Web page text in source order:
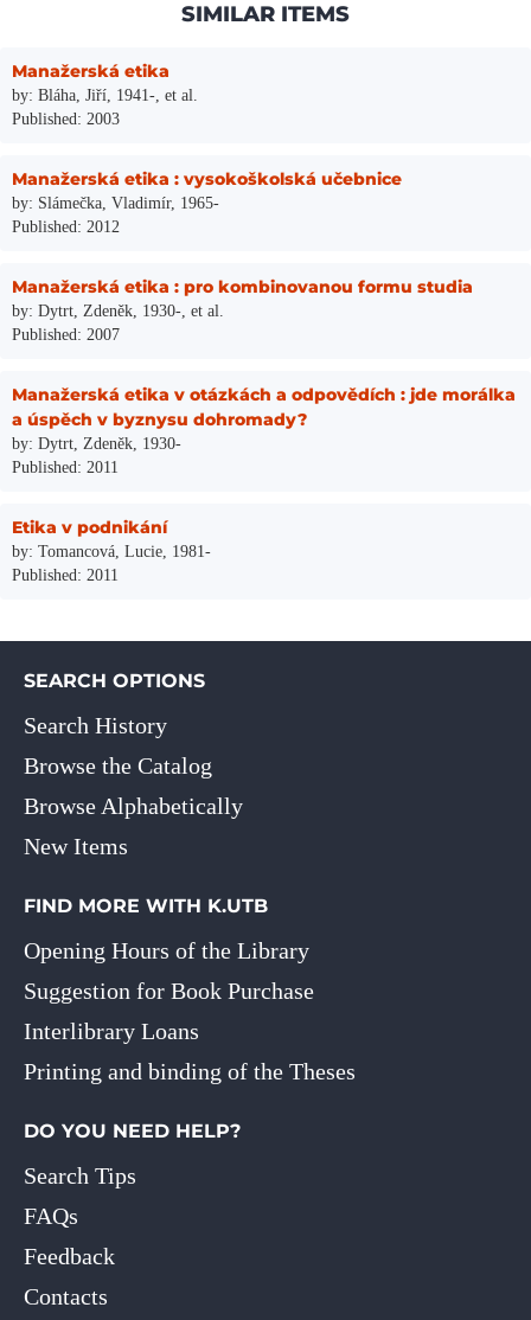
SIMILAR ITEMS
Manažerská etika
by: Bláha, Jiří, 1941-, et al.
Published: 2003
Manažerská etika : vysokoškolská učebnice
by: Slámečka, Vladimír, 1965-
Published: 2012
Manažerská etika : pro kombinovanou formu studia
by: Dytrt, Zdeněk, 1930-, et al.
Published: 2007
Manažerská etika v otázkách a odpovědích : jde morálka
a úspěch v byznysu dohromady?
by: Dytrt, Zdeněk, 1930-
Published: 2011
Etika v podnikání
by: Tomancová, Lucie, 1981-
Published: 2011
SEARCH OPTIONS
Search History
Browse the Catalog
Browse Alphabetically
New Items
FIND MORE WITH K.UTB
Opening Hours of the Library
Suggestion for Book Purchase
Interlibrary Loans
Printing and binding of the Theses
DO YOU NEED HELP?
Search Tips
FAQs
Feedback
Contacts